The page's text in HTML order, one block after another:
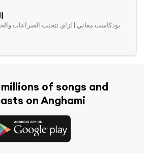
‏بودكاست معاني | ازاي تتجنب الصراعات
of songs and
on Anghami